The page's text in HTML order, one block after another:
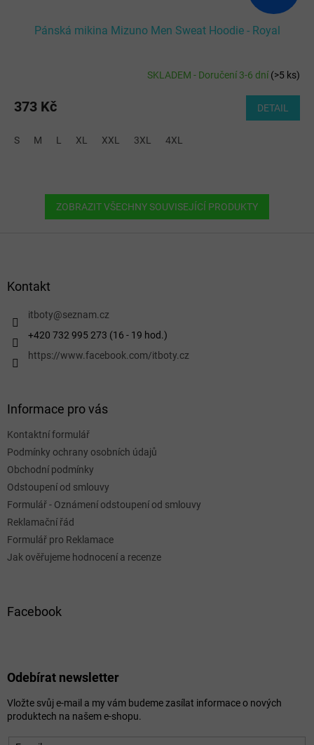
Pánská mikina Mizuno Men Sweat Hoodie - Royal
SKLADEM - Doručení 3-6 dní(>5 ks)
373 Kč DETAIL
S M L XL XXL 3XL 4XL
ZOBRAZIT VŠECHNY SOUVISEJÍCÍ PRODUKTY
Kontakt
itboty@seznam.cz
+420 732 995 273 (16 - 19 hod.)
https://www.facebook.com/itboty.cz
Informace pro vás
Kontaktní formulář
Podmínky ochrany osobních údajů
Obchodní podmínky
Odstoupení od smlouvy
Formulář - Oznámení odstoupení od smlouvy
Reklamační řád
Formulář pro Reklamace
Jak ověřujeme hodnocení a recenze
Facebook
Odebírat newsletter
Vložte svůj e-mail a my vám budeme zasílat informace o nových
produktech na našem e-shopu.